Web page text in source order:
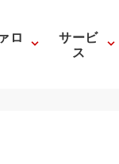
ロ サービ
ス